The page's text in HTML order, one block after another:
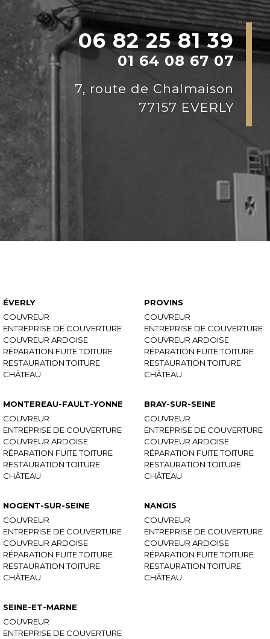
06 82 25 81 39
01 64 08 67 07
7, route de Chalmaison
77157 EVERLY
ÉVERLY
COUVREUR
ENTREPRISE DE COUVERTURE
COUVREUR ARDOISE
RÉPARATION FUITE TOITURE
RESTAURATION TOITURE
CHÂTEAU
PROVINS
COUVREUR
ENTREPRISE DE COUVERTURE
COUVREUR ARDOISE
RÉPARATION FUITE TOITURE
RESTAURATION TOITURE
CHÂTEAU
MONTEREAU-FAULT-YONNE
COUVREUR
ENTREPRISE DE COUVERTURE
COUVREUR ARDOISE
RÉPARATION FUITE TOITURE
RESTAURATION TOITURE
CHÂTEAU
BRAY-SUR-SEINE
COUVREUR
ENTREPRISE DE COUVERTURE
COUVREUR ARDOISE
RÉPARATION FUITE TOITURE
RESTAURATION TOITURE
CHÂTEAU
NOGENT-SUR-SEINE
COUVREUR
ENTREPRISE DE COUVERTURE
COUVREUR ARDOISE
RÉPARATION FUITE TOITURE
RESTAURATION TOITURE
CHÂTEAU
NANGIS
COUVREUR
ENTREPRISE DE COUVERTURE
COUVREUR ARDOISE
RÉPARATION FUITE TOITURE
RESTAURATION TOITURE
CHÂTEAU
SEINE-ET-MARNE
COUVREUR
ENTREPRISE DE COUVERTURE